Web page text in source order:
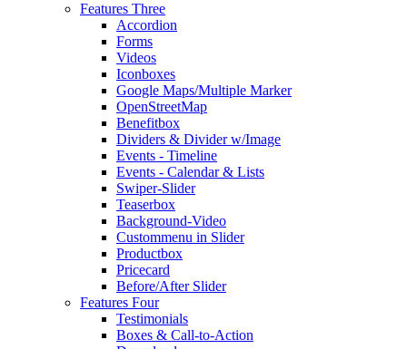
Features Three
Accordion
Forms
Videos
Iconboxes
Google Maps/Multiple Marker
OpenStreetMap
Benefitbox
Dividers & Divider w/Image
Events - Timeline
Events - Calendar & Lists
Swiper-Slider
Teaserbox
Background-Video
Custommenu in Slider
Productbox
Pricecard
Before/After Slider
Features Four
Testimonials
Boxes & Call-to-Action